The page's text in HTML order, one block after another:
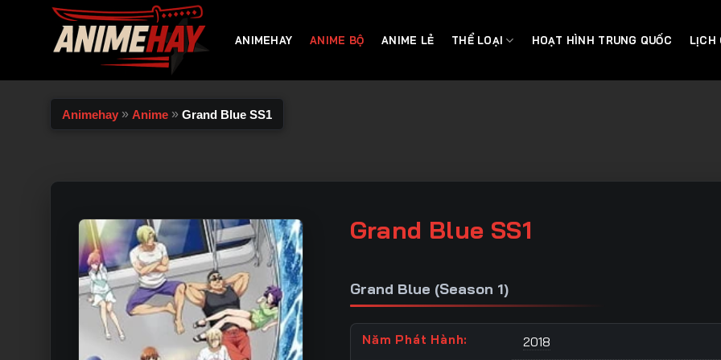
ANIMEHAY ANIME BỘ ANIME LẺ THỂ LOẠI HOẠT HÌNH TRUNG QUỐC LỊCH
Animehay » Anime » Grand Blue SS1
Grand Blue SS1
Grand Blue (Season 1)
Năm Phát Hành: 2018